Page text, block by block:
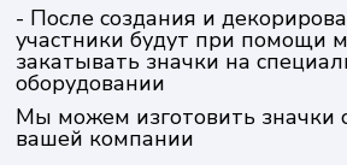
- После создания и
участники будут при помощи
закатывать значки на
оборудовании
Мы можем изготовить значки
вашей компании